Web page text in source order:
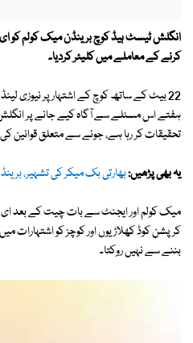
انگلش ٹیسٹ ہیڈ کوچ برینڈن میک کولم کو
کرنے کے معاملے میں کلیئر کردیا۔
22 بیٹ کے ساتھ کوچ کے اشتہار پر نیوزی
ہفتے اس مسئلے سے آگاہ کیے جانے پر انگلش
تحقیقات کر رہا ہے، جوئے سے متعلق قوانین کی
یہ بھی پڑھیں:بھارتی بک میکر کی تشہیر،
میک کولم اور ایجنٹ سے بات چیت کے بعد ای
کرپشن کوڈ کھلاڑیوں اور کوچز کو اشتہارات
بننے سے نہیں روکتا۔